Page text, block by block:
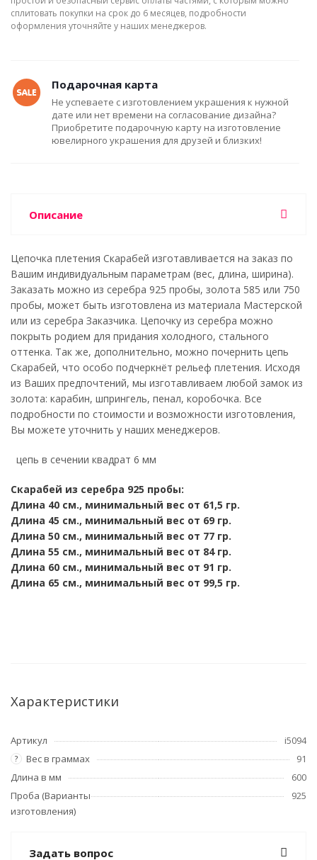
сплитовать покупки на срок до 6 месяцев, подробности
оформления уточняйте у наших менеджеров.
Подарочная карта
Не успеваете с изготовлением украшения к нужной
дате или нет времени на согласование дизайна?
Приобретите подарочную карту на изготовление
ювелирного украшения для друзей и близких!
Описание
Цепочка плетения Скарабей изготавливается на заказ по
Вашим индивидуальным параметрам (вес, длина, ширина).
Заказать можно из серебра 925 пробы, золота 585 или 750
пробы, может быть изготовлена из материала Мастерской
или из серебра Заказчика. Цепочку из серебра можно
покрыть родием для придания холодного, стального
оттенка. Так же, дополнительно, можно почернить цепь
Скарабей, что особо подчеркнёт рельеф плетения. Исходя
из Ваших предпочтений, мы изготавливаем любой замок из
золота: карабин, шпрингель, пенал, коробочка. Все
подробности по стоимости и возможности изготовления,
Вы можете уточнить у наших менеджеров.
цепь в сечении квадрат 6 мм
Скарабей из серебра 925 пробы:
Длина 40 см., минимальный вес от 61,5 гр.
Длина 45 см., минимальный вес от 69 гр.
Длина 50 см., минимальный вес от 77 гр.
Длина 55 см., минимальный вес от 84 гр.
Длина 60 см., минимальный вес от 91 гр.
Длина 65 см., минимальный вес от 99,5 гр.
Характеристики
Артикул i5094
? Вес в граммах
91
Длина в мм
600
Проба (Варианты
изготовления)
925
Задать вопрос